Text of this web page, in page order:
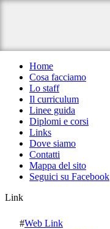
Home
Cosa facciamo
Lo staff
Il curriculum
Linee guida
Diplomi e corsi
Links
Dove siamo
Contatti
Mappa del sito
Seguici su Facebook
Link
#Web Link